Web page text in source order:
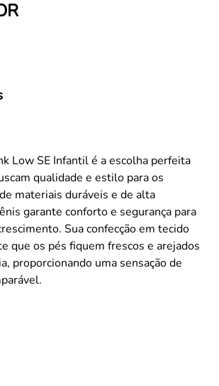
Low SE Infantil é a escolha perfeita
qualidade e estilo para os
materiais duráveis e de alta
garante conforto e segurança para
Sua confecção em tecido
que os pés fiquem frescos e arejados
proporcionando uma sensação de